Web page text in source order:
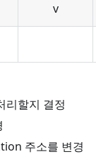
v
할지 결정
주소를 변경